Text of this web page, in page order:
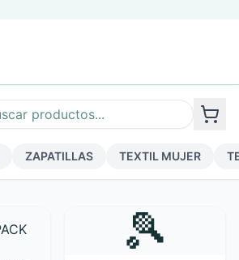
ZAPATILLAS TEXTIL MUJER
🎾